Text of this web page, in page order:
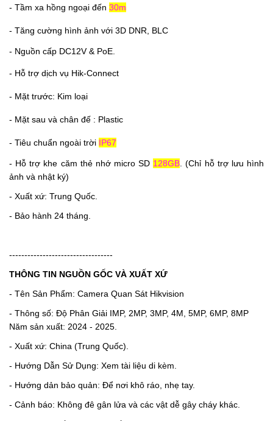
- Tầm xa hồng ngoại đến 30m
- Tăng cường hình ảnh với 3D DNR, BLC
- Nguồn cấp DC12V & PoE.
- Hỗ trợ dịch vụ Hik-Connect
- Mặt trước: Kim loại
- Mặt sau và chân đế : Plastic
- Tiêu chuẩn ngoài trời IP67
- Hỗ trợ khe căm thẻ nhớ micro SD 128GB . (Chỉ hỗ trợ lưu hình
ảnh và nhật ký)
- Xuất xứ: Trung Quốc.
- Bảo hành 24 tháng.
----------------------------------
THÔNG TIN NGUỒN GỐC VÀ XUẤT XỨ
- Tên Sản Phẩm: Camera Quan Sát Hikvision
- Thông số: Độ Phân Giải IMP, 2MP, 3MP, 4M, 5MP, 6MP, 8MP
Năm sản xuất: 2024 - 2025.
- Xuất xứ: China (Trung Quốc).
- Hướng Dẫn Sử Dụng: Xem tài liệu di kèm.
- Hướng dản bảo quản: Để nơi khô ráo, nhẹ tay.
- Cảnh báo: Không đê gân lửa và các vật dễ gây cháy khác.